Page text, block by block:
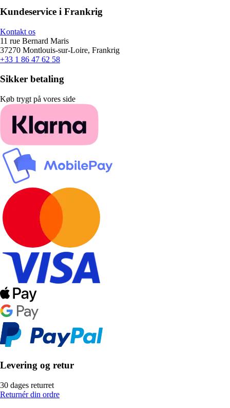
Kundeservice i Frankrig
Kontakt os
11 rue Bernard Maris
37270 Montlouis-sur-Loire, Frankrig
+33 1 86 47 62 58
Sikker betaling
Køb trygt på vores side
Levering og retur
30 dages returret
Returnér din ordre